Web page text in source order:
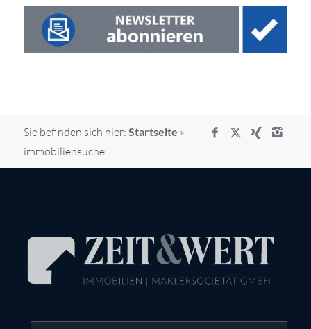
Sie befinden sich hier: Startseite »
immobiliensuche